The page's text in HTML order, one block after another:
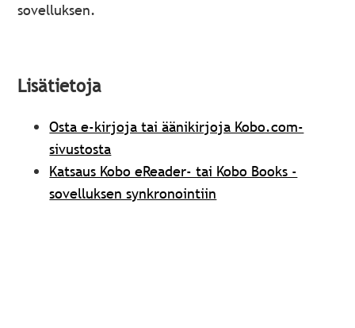
sovelluksen.
Lisätietoja
Osta e-kirjoja tai äänikirjoja Kobo.com-
sivustosta
Katsaus Kobo eReader- tai Kobo Books -
sovelluksen synkronointiin